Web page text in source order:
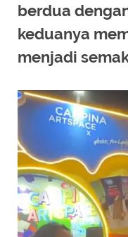
berdua
keduanya
menjadi